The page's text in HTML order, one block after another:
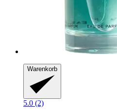
Warenkorb
5.0 (2)